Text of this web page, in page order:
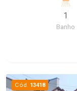
o dia dia , e
maior economia
1
Banho
Cód. 13418